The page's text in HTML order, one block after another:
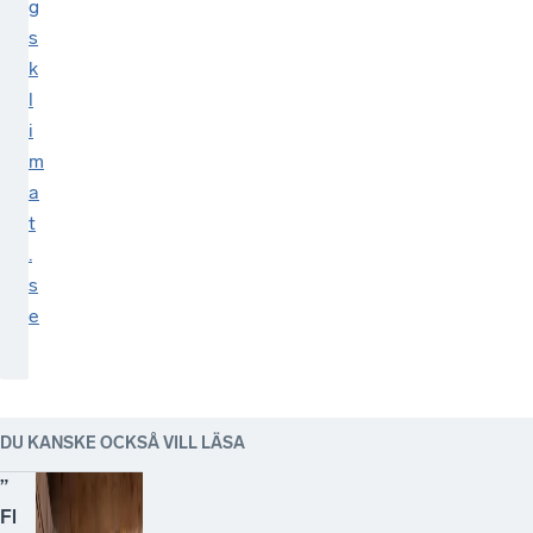
g
s
k
l
i
m
a
t
.
s
e
DU KANSKE OCKSÅ VILL LÄSA
”
Fl